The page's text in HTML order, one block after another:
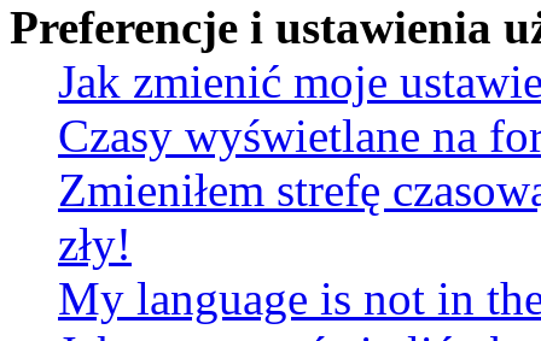
Preferencje i ustawienia
Jak zmienić moje
Czasy wyświetlane na
Zmieniłem strefę
zły!
My language is not in